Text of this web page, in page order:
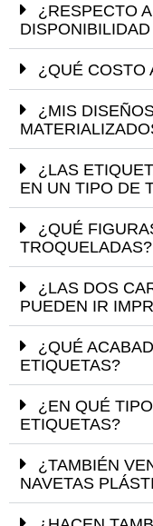
¿RESPECTO
¿QUÉ COSTO
¿MIS
¿LAS
EN UN TIPO DE
¿QUÉ
TROQUELADAS?
¿LAS DOS
PUEDEN IR
¿QUÉ
ETIQUETAS?
¿EN QUÉ
ETIQUETAS?
¿TAMBIÉN
NAVETAS